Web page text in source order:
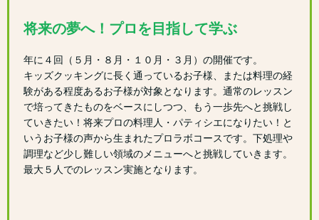
将来の夢へ！プロを目指して学ぶ
年に４回（５月・８月・１０月・３月）の開催です。
キッズクッキングに長く通っているお子様、または料理の経
験がある程度あるお子様が対象となります。通常のレッスン
で培ってきたものをベースにしつつ、もう一歩先へと挑戦し
ていきたい！将来プロの料理人・パティシエになりたい！と
いうお子様の声から生まれたプロラボコースです。下処理や
調理など少し難しい領域のメニューへと挑戦していきます。
最大５人でのレッスン実施となります。